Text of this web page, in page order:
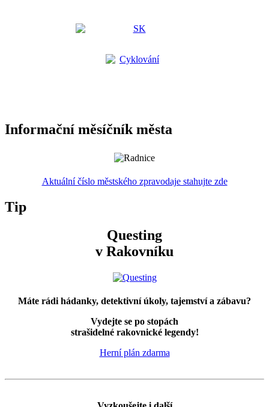
Informační měsíčník města
Aktuální číslo městského zpravodaje stahujte zde
Tip
Questing
v Rakovníku
Máte rádi hádanky, detektivní úkoly, tajemství a zábavu?
Vydejte se po stopách
strašidelné rakovnické legendy!
Herní plán zdarma